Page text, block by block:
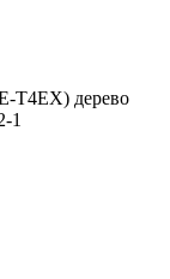
T4EX) дерево
1